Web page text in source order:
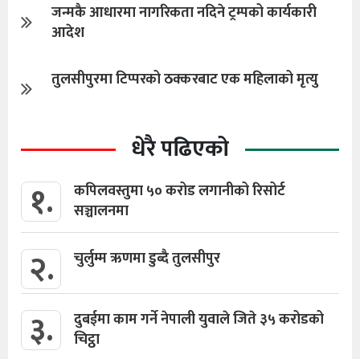
जन्मकै आधारमा नागरिकता नदिने ट्रम्पको कार्यकारी
आदेश
तुलसीपुरमा टिप्परको ठक्करबाट एक महिलाको मृत्यु
धेरै पढिएको
१.
कपिलवस्तुमा ५० करोड लगानीको रिसोर्ट
सञ्चालनमा
२. चुर्लुम्म ऋणमा डुब्दै तुलसीपुर
३.
दुबईमा काम गर्ने नेपाली युवाले जिते ३५ करोडको
चिट्ठा